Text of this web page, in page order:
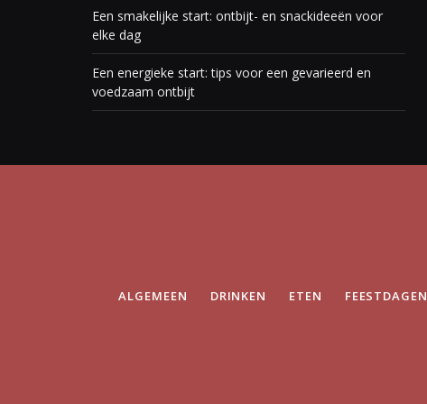
Een smakelijke start: ontbijt- en snackideeën voor
elke dag
Een energieke start: tips voor een gevarieerd en
voedzaam ontbijt
ALGEMEEN DRINKEN ETEN FEESTDAGEN